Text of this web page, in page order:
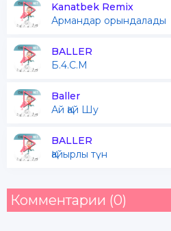
Kanatbek Remix
Армандар орындалады
BALLER
Б.4.С.М
Baller
Ай Қай Шу
BALLER
Қайырлы түн
Комментарии (0)